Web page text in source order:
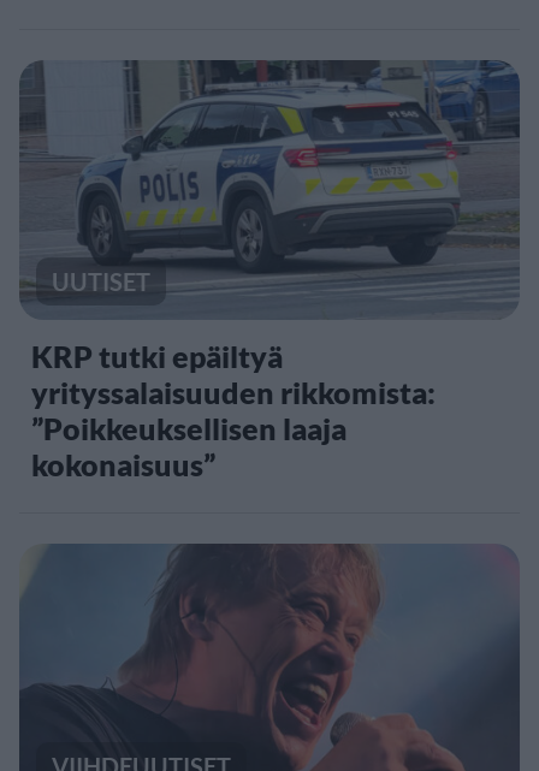
UUTISET
KRP tutki epäiltyä
yrityssalaisuuden rikkomista:
”Poikkeuksellisen laaja
kokonaisuus”